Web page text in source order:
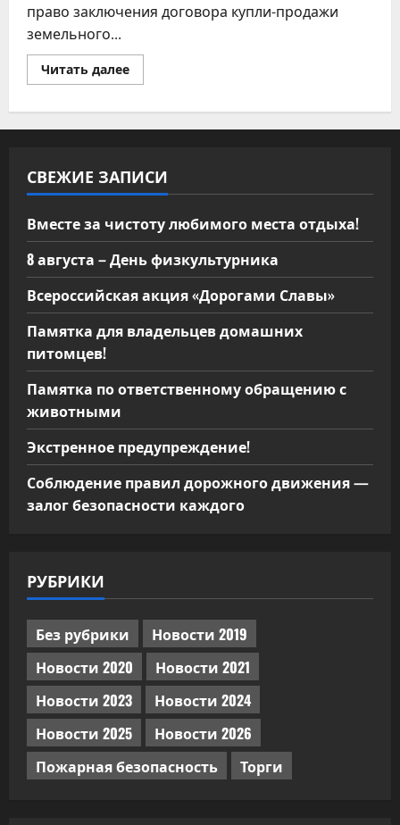
право заключения договора купли-продажи
земельного...
Читать далееПрочитать
больше
открытого
право
заключения
договора
продажи
земельного
участка
в
электронной
форме
СВЕЖИЕ ЗАПИСИ
Вместе за чистоту любимого места отдыха!
8 августа – День физкультурника
Всероссийская акция «Дорогами Славы»
Памятка для владельцев домашних
питомцев!
Памятка по ответственному обращению с
животными
Экстренное предупреждение!
Соблюдение правил дорожного движения —
залог безопасности каждого
РУБРИКИ
Без рубрики
Новости 2019
Новости 2020
Новости 2021
Новости 2023
Новости 2024
Новости 2025
Новости 2026
Пожарная безопасность
Торги